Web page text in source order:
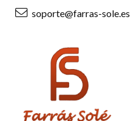
soporte@farras-sole.es